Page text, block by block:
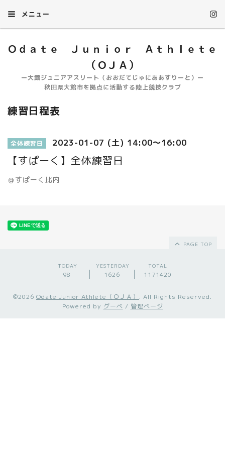
メニュー
Ｏｄａｔｅ Ｊｕｎｉｏｒ Ａｔｈｌｅｔｅ
（ＯＪＡ）
ー大館ジュニアアスリート（おおだてじゅにああすりーと）ー
秋田県大館市を拠点に活動する陸上競技クラブ
練習日程表
全体練習日 2023-01-07 (土) 14:00～16:00
【すぱーく】全体練習日
＠すぱーく比内
PAGE TOP
TODAY
98
YESTERDAY
1626
TOTAL
1171420
©2026 Odate Junior Athlete（ＯＪＡ） . All Rights Reserved.
Powered by グーペ / 管理ページ